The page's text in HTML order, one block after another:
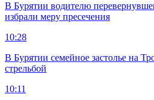
В Бурятии водителю
избрали меру пресечения
10:28
В Бурятии семейное застолье на
стрельбой
10:11